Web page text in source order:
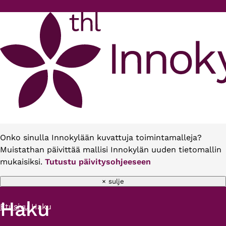
Onko sinulla Innokylään kuvattuja toimintamalleja?
Muistathan päivittää mallisi Innokylän uuden tietomallin
mukaisiksi. Tutustu päivitysohjeeseen
× sulje
Murupolku
Etusivu Haku
Haku